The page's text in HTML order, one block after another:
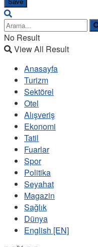
No Result
View All Result
Anasayfa
Turizm
Sektörel
Otel
Alışveriş
Ekonomi
Tatil
Fuarlar
Spor
Politika
Seyahat
Magazin
Sağlık
Dünya
English [EN]